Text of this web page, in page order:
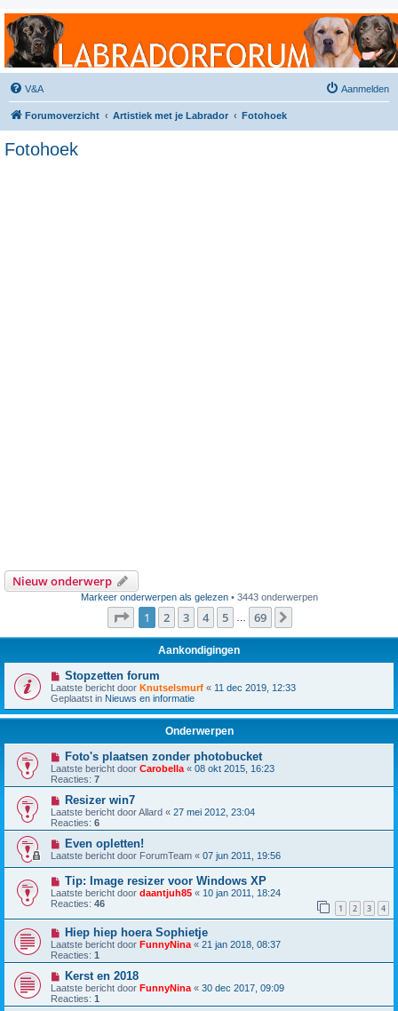
Labradorforum
Het gezelligste Labradorforum van Nederland en België!
V&A Aanmelden
Forumoverzicht Artistiek met je Labrador Fotohoek
Fotohoek
Nieuw onderwerp
Markeer onderwerpen als gelezen• 3443 onderwerpen
Pagina van 69
1 2 3 4 5 69
Aankondigingen
Stopzetten forum
Laatste bericht door Knutselsmurf « 11 dec 2019, 12:33
Geplaatst in Nieuws en informatie
Onderwerpen
Foto's plaatsen zonder photobucket
Laatste bericht door Carobella « 08 okt 2015, 16:23
Reacties: 7
Resizer win7
Laatste bericht doorAllard « 27 mei 2012, 23:04
Reacties: 6
Even opletten!
Laatste bericht door ForumTeam « 07 jun 2011, 19:56
Tip: Image resizer voor Windows XP
Laatste bericht door daantjuh85 « 10 jan 2011, 18:24
Reacties: 46 1 2 3 4
Hiep hiep hoera Sophietje
Laatste bericht door FunnyNina « 21 jan 2018, 08:37
Reacties: 1
Kerst en 2018
Laatste bericht door FunnyNina « 30 dec 2017, 09:09
Reacties: 1